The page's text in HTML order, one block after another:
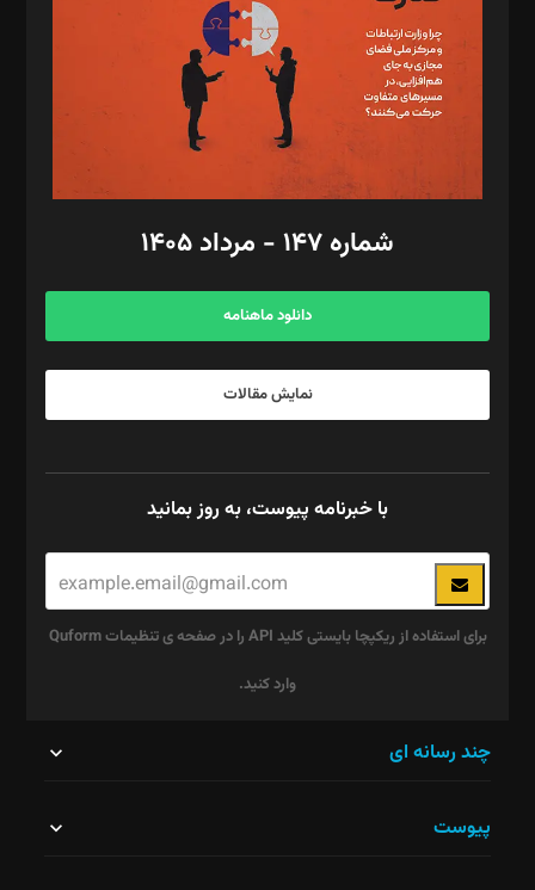
ویرایش: نگار استاد‌‌آقا
طراح یونیفرم: مجید توکلی
فیلمبرداری و عکاسی: امیر شفیعی، مانی لطفی زاده
گرافیک و صفحه‌آرایی: سید‌سبحان‌علی ثابت
مد‌یر توسعه تجاری: کامبیز برید‌
امور مالی: شاپور رهبری، محمد‌ کاظمی‌نیا
آگهی و مشترکین: ۰۹۱۹۹۹۹۰۴۵۴
شماره ۱۴۷ - مرداد ۱۴۰۵
دانلود ماهنامه
نمایش مقالات
با خبرنامه پیوست، به روز بمانید
برای استفاده از ریکپچا بایستی کلید API را در صفحه ی تنظیمات Quform
وارد کنید.
نباید
چند رسانه ای
پیوست